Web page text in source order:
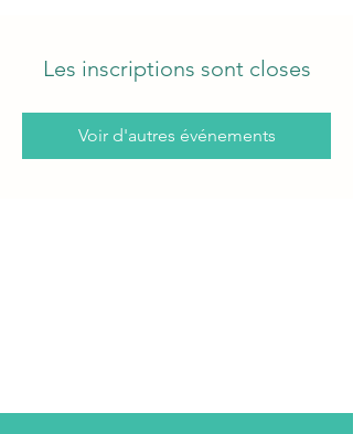
Les inscriptions sont closes
Voir d'autres événements